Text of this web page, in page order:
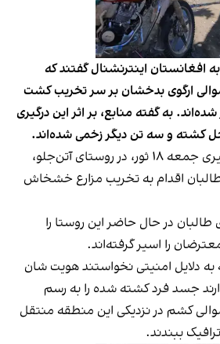
افغانستان اینترنشنال گفتند که
ارگوی بدخشان بر سر تخریب کشت
به گفته منابع، بر اثر این درگیری
کشته و سه تن دیگر زخمی شده‌اند.
منابع گفتند که این درگیری جمعه ۱۸ ثور، در روستای آتن‌جلو،
طالبان اقدام به تخریب مزارع خشخاش
طالبان در حال حاضر این روستا را
را اسیر گرفته‌اند.
دلایل امنیتی نخواستند هویت شان
جسد فرد کشته شده را به رسم
کشم در نزدیکی این منطقه منتقل
ببندند.